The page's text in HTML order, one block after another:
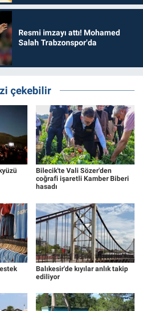
Resmi imzayı attı! Mohamed
Salah Trabzonspor'da
çekebilir
Bilecik'te Vali Sözer'den
coğrafi işaretli Kamber Biberi
hasadı
Balıkesir'de kıyılar anlık takip
ediliyor